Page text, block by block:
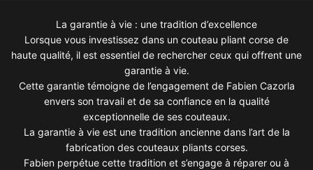
La garantie à vie : une tradition d’excellence
Lorsque vous investissez dans un couteau pliant corse de
haute qualité, il est essentiel de rechercher ceux qui offrent une
garantie à vie.
Cette garantie témoigne de l’engagement de Fabien Cazorla
envers son travail et de sa confiance en la qualité
exceptionnelle de ses couteaux.
La garantie à vie est une tradition ancienne dans l’art de la
fabrication des couteaux pliants corses.
Fabien perpétue cette tradition et s’engage à réparer ou à